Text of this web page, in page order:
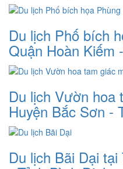
Du lịch Phố bích
Quận Hoàn Kiếm
Du lịch Vườn hoa
Huyện Bắc Sơn -
Du lịch Bãi Dại